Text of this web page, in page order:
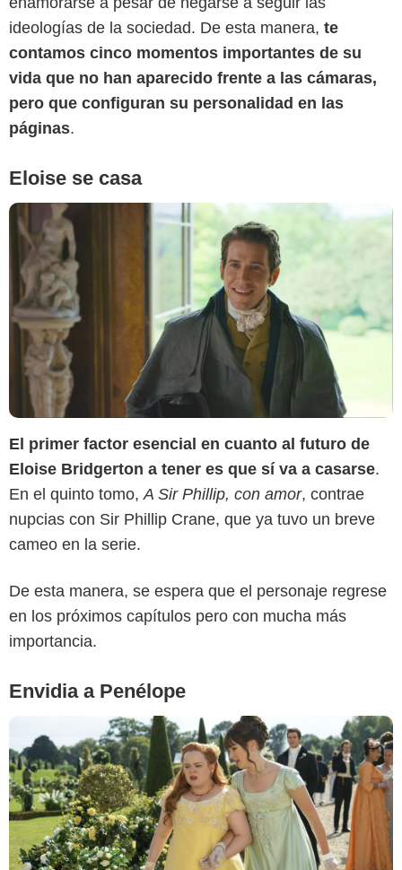
ideologías de la sociedad. De esta manera, te
contamos cinco momentos importantes de su
vida que no han aparecido frente a las cámaras,
pero que configuran su personalidad en las
páginas.
Eloise se casa
El primer factor esencial en cuanto al futuro de
Eloise Bridgerton a tener es que sí va a casarse.
En el quinto tomo,A Sir Phillip, con amor, contrae
nupcias con Sir Phillip Crane, que ya tuvo un breve
cameo en la serie.
De esta manera, se espera que el personaje regrese
en los próximos capítulos pero con mucha más
importancia.
Envidia a Penélope